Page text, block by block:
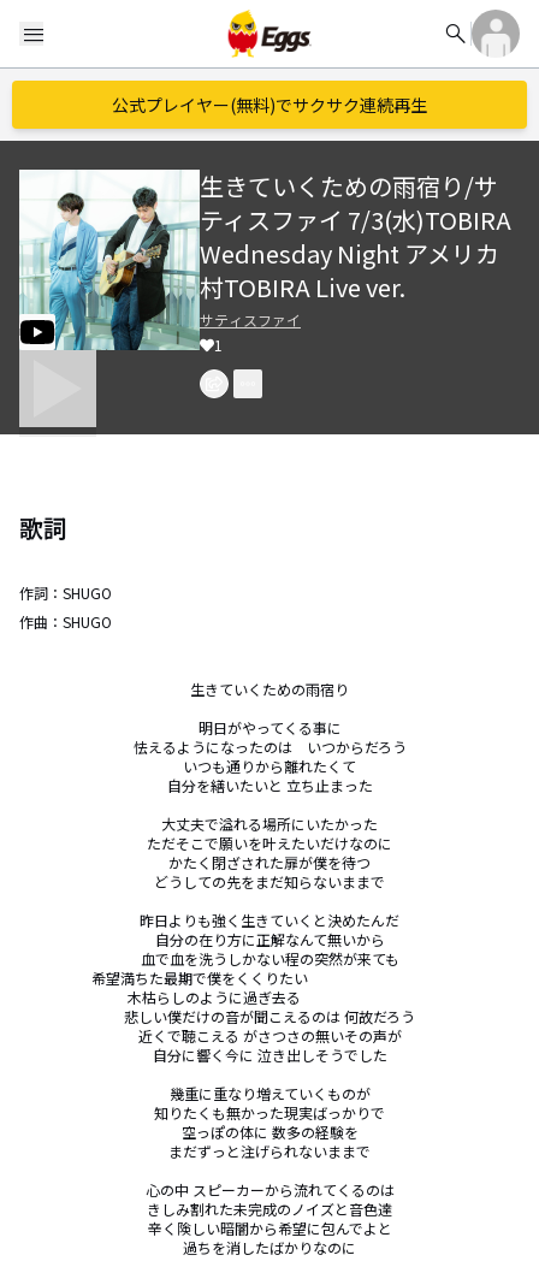
menu search
公式プレイヤー(無料)でサクサク連続再生
生きていくための雨宿り/サ
ティスファイ 7/3(水)TOBIRA
Wednesday Night アメリカ
村TOBIRA Live ver.
サティスファイ
1
歌詞
作詞： SHUGO
作曲： SHUGO
生きていくための雨宿り
明日がやってくる事に
怯えるようになったのは　いつからだろう
いつも通りから離れたくて
自分を繕いたいと 立ち止まった
大丈夫で溢れる場所にいたかった
ただそこで願いを叶えたいだけなのに
かたく閉ざされた扉が僕を待つ
どうしての先をまだ知らないままで
昨日よりも強く生きていくと決めたんだ
自分の在り方に正解なんて無いから
血で血を洗うしかない程の突然が来ても
希望満ちた最期で僕をくくりたい
木枯らしのように過ぎ去る
悲しい僕だけの音が聞こえるのは 何故だろう
近くで聴こえる がさつさの無いその声が
自分に響く今に 泣き出しそうでした
幾重に重なり増えていくものが
知りたくも無かった現実ばっかりで
空っぽの体に 数多の経験を
まだずっと注げられないままで
心の中 スピーカーから流れてくるのは
きしみ割れた未完成のノイズと音色達
辛く険しい暗闇から希望に包んでよと
過ちを消したばかりなのに